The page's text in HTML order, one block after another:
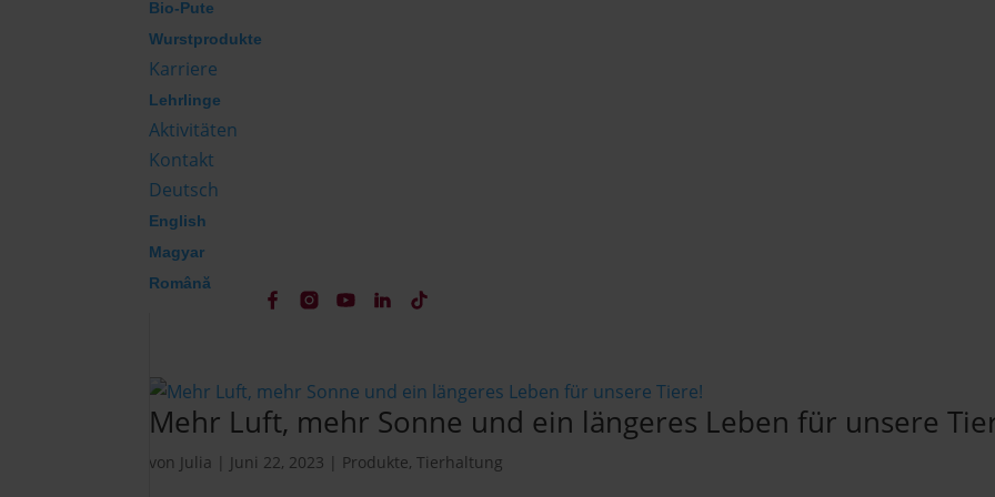
Bio-Pute
Wurstprodukte
Karriere
Lehrlinge
Aktivitäten
Kontakt
Deutsch
English
Magyar
Română
Mehr Luft, mehr Sonne und ein längeres Leben für unsere
von Julia | Juni 22, 2023 | Produkte,Tierhaltung